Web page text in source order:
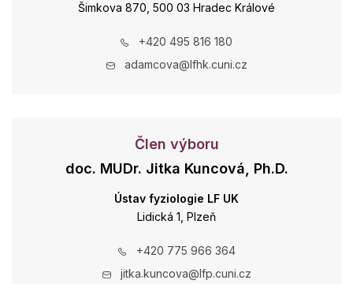
Šimkova 870, 500 03 Hradec Králové
+420 495 816 180
adamcova@lfhk.cuni.cz
Člen výboru
doc. MUDr. Jitka Kuncová, Ph.D.
Ústav fyziologie LF UK
Lidická 1, Plzeň
+420 775 966 364
jitka.kuncova@lfp.cuni.cz